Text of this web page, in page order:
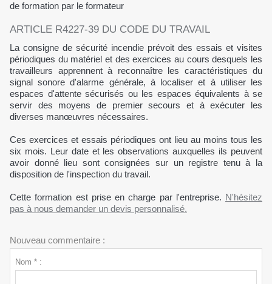
de formation par le formateur
ARTICLE R4227-39 DU CODE DU TRAVAIL
La consigne de sécurité incendie prévoit des essais et visites
périodiques du matériel et des exercices au cours desquels les
travailleurs apprennent à reconnaître les caractéristiques du
signal sonore d'alarme générale, à localiser et à utiliser les
espaces d'attente sécurisés ou les espaces équivalents à se
servir des moyens de premier secours et à exécuter les
diverses manœuvres nécessaires.
Ces exercices et essais périodiques ont lieu au moins tous les
six mois. Leur date et les observations auxquelles ils peuvent
avoir donné lieu sont consignées sur un registre tenu à la
disposition de l'inspection du travail.
Cette formation est prise en charge par l'entreprise. N'hésitez
pas à nous demander un devis personnalisé.
Nouveau commentaire :
Nom * :